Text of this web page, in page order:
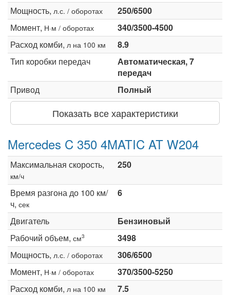
Мощность, л.с. / оборотах
250/6500
Момент, Н·м / оборотах
340/3500-4500
Расход комби, л на 100 км
8.9
Тип коробки передач
Автоматическая, 7
передач
Привод
Полный
Показать все характеристики
Mercedes C 350 4MATIC AT W204
Максимальная скорость,
км/ч
250
Время разгона до 100 км/
ч, сек
6
Двигатель
Бензиновый
Рабочий объем, см3
3498
Мощность, л.с. / оборотах
306/6500
Момент, Н·м / оборотах
370/3500-5250
Расход комби, л на 100 км
7.5